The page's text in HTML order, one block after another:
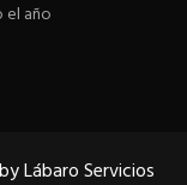
el año
Lábaro Servicios